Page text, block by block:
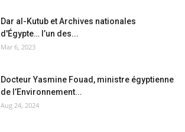
Dar al-Kutub et Archives nationales
d'Égypte… l’un des...
Mar 6, 2023
Docteur Yasmine Fouad, ministre égyptienne
de l’Environnement...
Aug 24, 2024